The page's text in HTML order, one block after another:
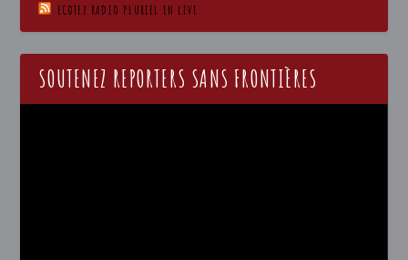
ECOTEZ RADIO PLURIEL EN LIVE
SOUTENEZ REPORTERS SANS FRONTIÈRES